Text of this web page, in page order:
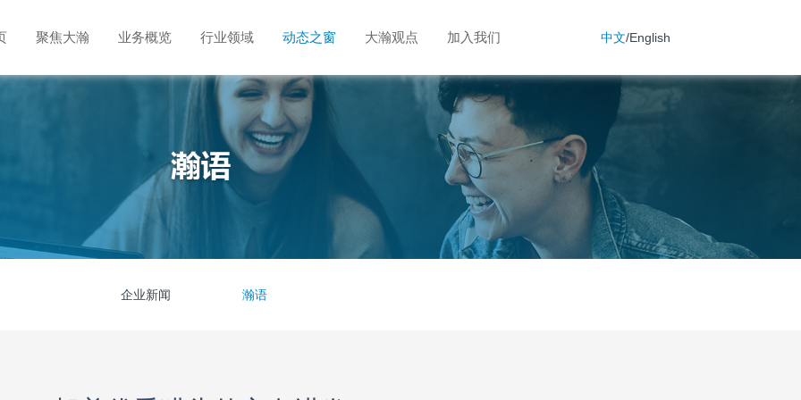
聚焦大瀚 业务概览 行业领域 动态之窗 大瀚观点 加入我们 中文/English
企业新闻 瀚语